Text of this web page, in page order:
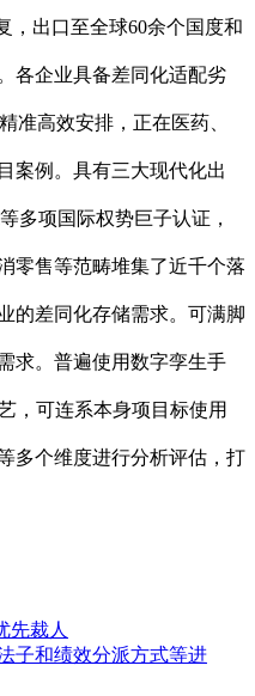
，出口至全球60余个国度和
各企业具备差同化适配劣
准高效安排，正在医药、
案例。具有三大现代化出
多项国际权势巨子认证，
零售等范畴堆集了近千个落
的差同化存储需求。可满脚
求。普遍使用数字孪生手
，可连系本身项目标使用
多个维度进行分析评估，打
先裁人
子和绩效分派方式等进